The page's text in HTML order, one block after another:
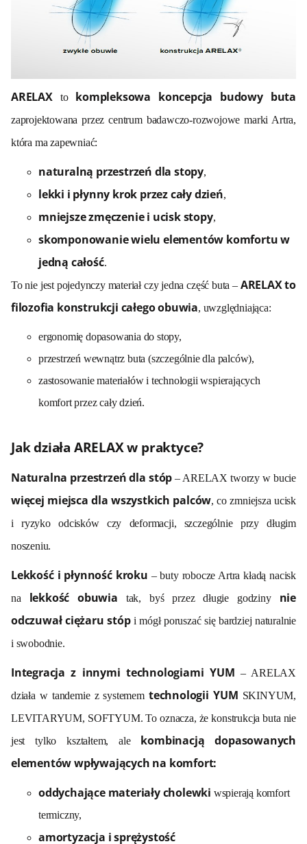
ARELAXto kompleksowa koncepcja budowy buta
zaprojektowana przez centrum badawczo-rozwojowe marki Artra,
która ma zapewniać:
naturalną przestrzeń dla stopy,
lekki i płynny krok przez cały dzień,
mniejsze zmęczenie i ucisk stopy,
skomponowanie wielu elementów komfortu w
jedną całość.
To nie jest pojedynczy materiał czy jedna część buta – ARELAX to
filozofia konstrukcji całego obuwia, uwzględniająca:
ergonomię dopasowania do stopy,
przestrzeń wewnątrz buta (szczególnie dla palców),
zastosowanie materiałów i technologii wspierających
komfort przez cały dzień.
Jak działa ARELAX w praktyce?
Naturalna przestrzeń dla stóp– ARELAX tworzy w bucie
więcej miejsca dla wszystkich palców, co zmniejsza ucisk
i ryzyko odcisków czy deformacji, szczególnie przy długim
noszeniu.
Lekkość i płynność kroku – buty robocze Artra kładą nacisk
na lekkość obuwia tak, byś przez długie godziny nie
odczuwał ciężaru stópi mógł poruszać się bardziej naturalnie
i swobodnie.
Integracja z innymi technologiami YUM – ARELAX
działa w tandemie z systememtechnologii YUM SKINYUM,
LEVITARYUM, SOFTYUM. To oznacza, że konstrukcja buta nie
jest tylko kształtem, ale kombinacją dopasowanych
elementów wpływających na komfort:
oddychające materiały cholewki wspierają komfort
termiczny,
amortyzacja i sprężystość